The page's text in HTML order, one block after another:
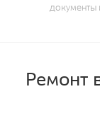
документы
Ремонт